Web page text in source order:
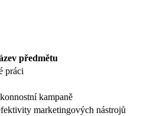
předmětu
práci
kampaně
marketingových nástrojů